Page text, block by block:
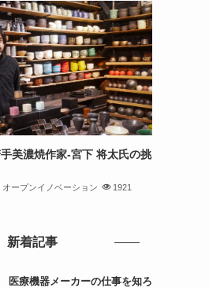
美濃焼作家-宮下 将太氏の挑
オープンイノベーション 1921
新着記事
医療機器メーカーの仕事を知ろ